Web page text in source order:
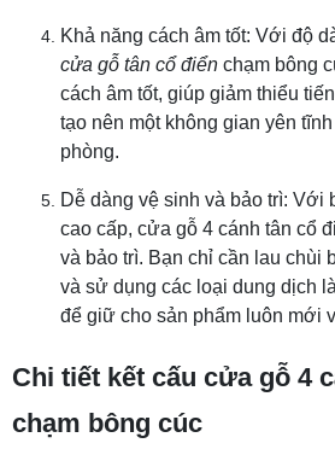
Khả năng cách âm tốt: Với độ
cửa gỗ tân cổ điển chạm bông
cách âm tốt, giúp giảm thiểu
tạo nên một không gian yên
phòng.
Dễ dàng vệ sinh và bảo trì: Với
cao cấp, cửa gỗ 4 cánh tân cổ
và bảo trì. Bạn chỉ cần lau chùi
và sử dụng các loại dung dịch
để giữ cho sản phẩm luôn mới
Chi tiết kết cấu cửa gỗ 4
chạm bông cúc